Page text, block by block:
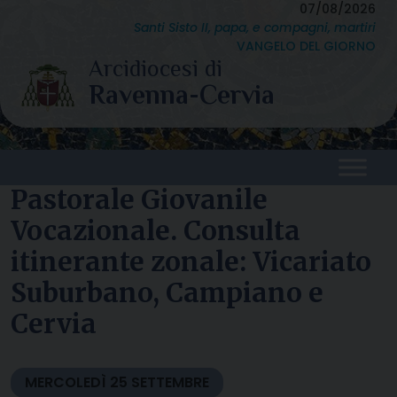
content
07/08/2026
Santi Sisto II, papa, e compagni, martiri
VANGELO DEL GIORNO
Pastorale Giovanile
Vocazionale. Consulta
itinerante zonale: Vicariato
Suburbano, Campiano e
Cervia
MERCOLEDÌ 25 SETTEMBRE